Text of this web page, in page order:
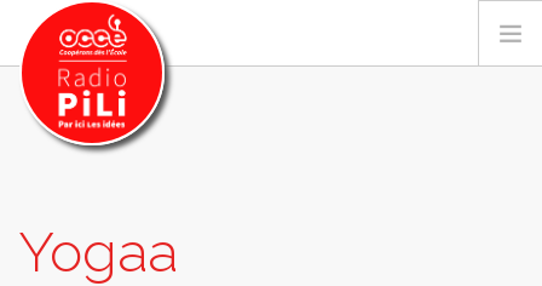
GRILLE DES PROGRAMMES
EMISSIONS / PODCASTS
Yogaa